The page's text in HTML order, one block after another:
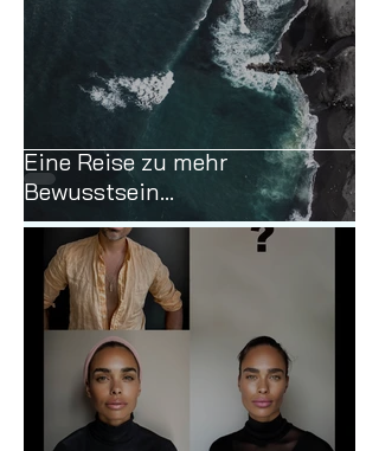
Eine Reise zu mehr
Bewusstsein...